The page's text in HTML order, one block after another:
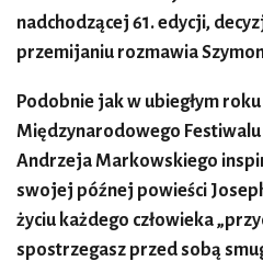
nadchodzącej 61. edycji,
przemijaniu rozmawia
Podobnie jak w ubiegłym
Międzynarodowego Festiwalu
Andrzeja Markowskiego
swojej późnej powieści
życiu każdego człowieka
spostrzegasz przed sobą